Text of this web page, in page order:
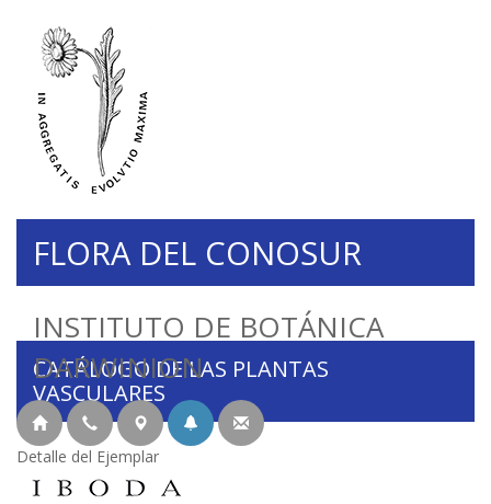
INSTITUTO DE BOTÁNICA
DARWINION
FLORA DEL CONOSUR
CATÁLOGO DE LAS PLANTAS
VASCULARES
Detalle del Ejemplar